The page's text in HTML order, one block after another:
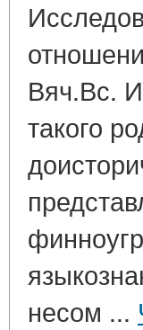
Вяч.Вс.
такого
несом ...